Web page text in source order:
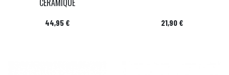
CERAMIQUE
Prix
44,95 € Prix
21,90 €